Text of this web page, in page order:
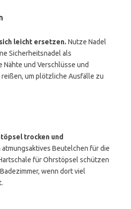
leicht ersetzen. Nutze Nadel
Sicherheitsnadel als
Nähte und Verschlüsse und
um plötzliche Ausfälle zu
trocken und
atmungsaktives Beutelchen für die
für Ohrstöpsel schützen
wenn dort viel